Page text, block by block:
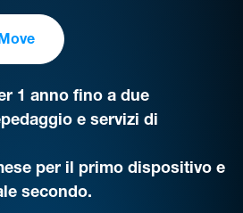
1 anno fino a due
e servizi di
per il primo dispositivo e
secondo.